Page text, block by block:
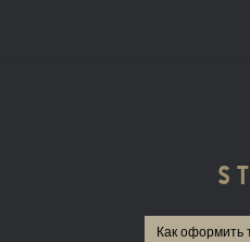
Как оформить